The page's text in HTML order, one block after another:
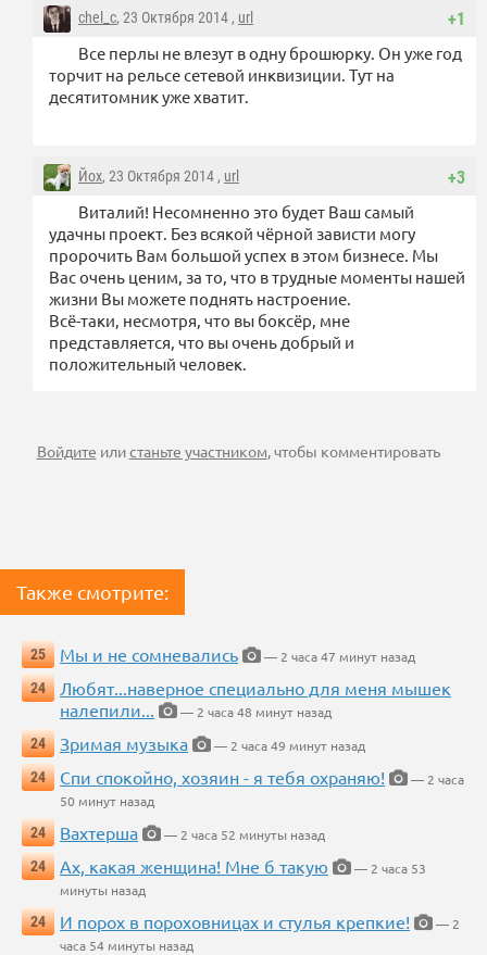
+1
chel_c, 23 Октября 2014 , url
Все перлы не влезут в одну брошюрку. Он уже год
торчит на рельсе сетевой инквизиции. Тут на
десятитомник уже хватит.
+3
Йох, 23 Октября 2014 , url
Виталий! Несомненно это будет Ваш самый
удачны проект. Без всякой чёрной зависти могу
пророчить Вам большой успех в этом бизнесе. Мы
Вас очень ценим, за то, что в трудные моменты нашей
жизни Вы можете поднять настроение.
Всё-таки, несмотря, что вы боксёр, мне
представляется, что вы очень добрый и
положительный человек.
Войдите илистаньте участником, чтобы комментировать
Также смотрите:
25 Мы и не сомневались
— 2 часа 47 минут назад
24
Любят...наверное специально для меня мышек
налепили...
— 2 часа 48 минут назад
24
Зримая музыка
— 2 часа 49 минут назад
24
Спи спокойно, хозяин - я тебя охраняю!
— 2 часа
50 минут назад
24
Вахтерша
— 2 часа 52 минуты назад
24
Ах, какая женщина! Мне б такую
— 2 часа 53
минуты назад
24
И порох в пороховницах и стулья крепкие!
— 2
часа 54 минуты назад